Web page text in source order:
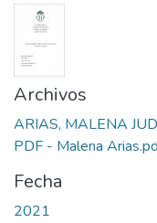
Archivos
ARIAS, MALENA
PDF - Malena
Fecha
2021